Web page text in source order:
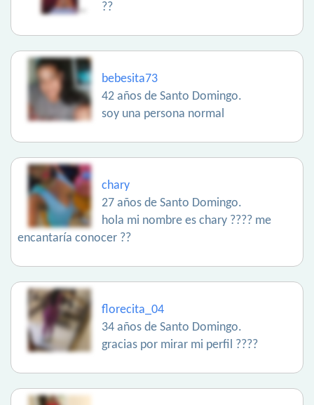
??
bebesita73
42 años de Santo Domingo.
soy una persona normal
chary
27 años de Santo Domingo.
hola mi nombre es chary ???? me
encantaría conocer ??
florecita_04
34 años de Santo Domingo.
gracias por mirar mi perfil ????